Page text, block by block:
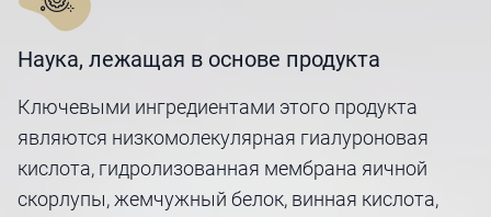
Наука, лежащая в основе продукта
Ключевыми ингредиентами этого продукта
являются низкомолекулярная гиалуроновая
кислота, гидролизованная мембрана яичной
скорлупы, жемчужный белок, винная кислота,